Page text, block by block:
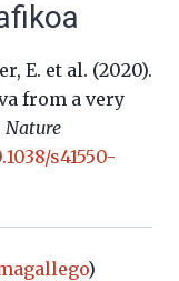
E. et al. (2020).
from a very
Nature
s41550-
)